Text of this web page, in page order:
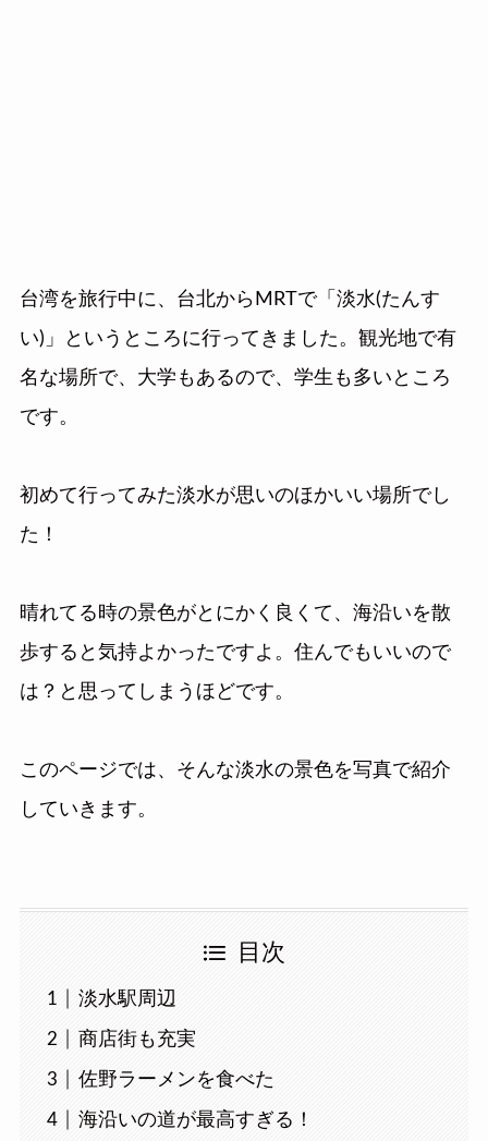
台湾を旅行中に、台北からMRTで「淡水(たんす
い)」というところに行ってきました。観光地で有
名な場所で、大学もあるので、学生も多いところ
です。
初めて行ってみた淡水が思いのほかいい場所でし
た！
晴れてる時の景色がとにかく良くて、海沿いを散
歩すると気持よかったですよ。住んでもいいので
は？と思ってしまうほどです。
このページでは、そんな淡水の景色を写真で紹介
していきます。
目次
淡水駅周辺
商店街も充実
佐野ラーメンを食べた
海沿いの道が最高すぎる！